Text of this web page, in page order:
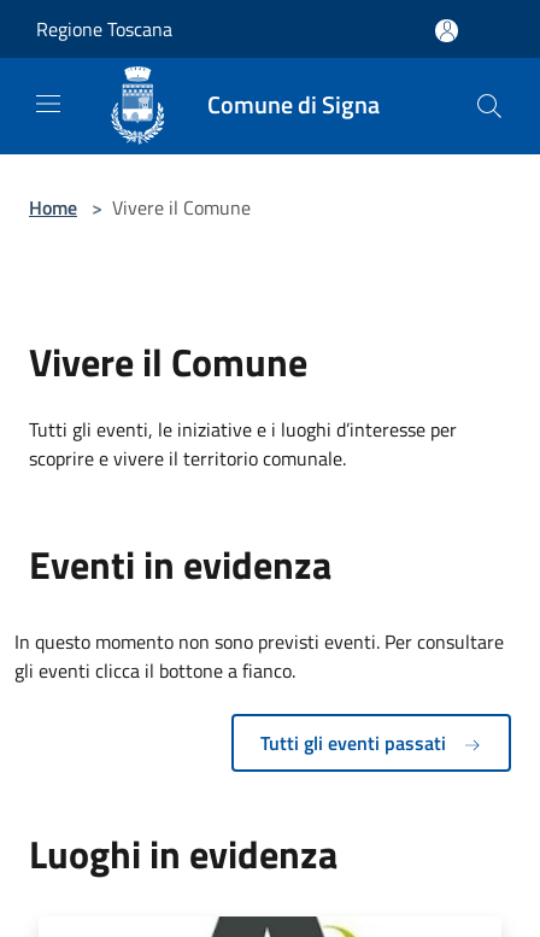
Regione Toscana
Comune di Signa
Home > Vivere il Comune
Vivere il Comune
Tutti gli eventi, le iniziative e i luoghi d’interesse per
scoprire e vivere il territorio comunale.
Eventi in evidenza
In questo momento non sono previsti eventi. Per consultare
gli eventi clicca il bottone a fianco.
Tutti gli eventi passati
Luoghi in evidenza